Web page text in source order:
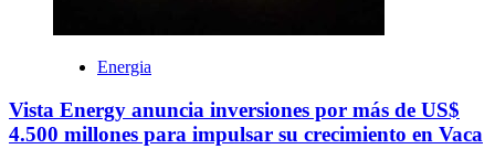
Energia
Vista Energy anuncia inversiones por más de US$
4.500 millones para impulsar su crecimiento en Vaca